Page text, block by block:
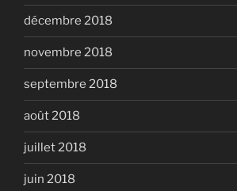
décembre 2018
novembre 2018
septembre 2018
août 2018
juillet 2018
juin 2018